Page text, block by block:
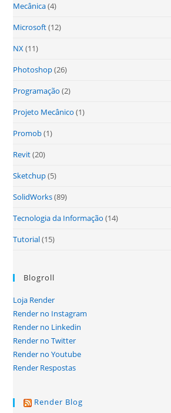
Mecânica(4)
Microsoft(12)
NX(11)
Photoshop(26)
Programação (2)
Projeto Mecânico (1)
Promob(1)
Revit(20)
Sketchup(5)
SolidWorks(89)
Tecnologia da Informação (14)
Tutorial(15)
Blogroll
Loja Render
Render no Instagram
Render no Linkedin
Render no Twitter
Render no Youtube
Render Respostas
Render Blog